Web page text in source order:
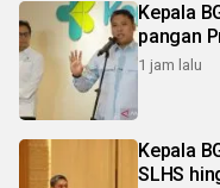
Kepala
pangan
1 jam lalu
Kepala
SLHS